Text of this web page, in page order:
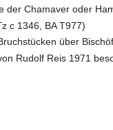
der Chamaver oder
c 1346, BA T977)
über
Rudolf Reis 1971